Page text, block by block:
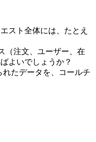
スト全体には、たとえ
（注文、ユーザー、在
よいでしょうか？
れたデータを、コールチ